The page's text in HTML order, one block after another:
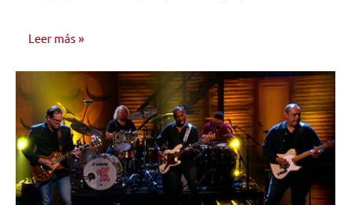
Leer más
COMPOSICIÓN
Y GRABACIÓN